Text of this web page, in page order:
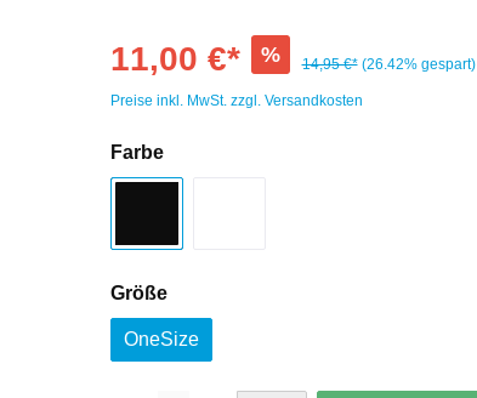
11,00 €* % 14,95 €* (26.42% gespart)
Preise inkl. MwSt. zzgl. Versandkosten
Farbe
Größe
OneSize